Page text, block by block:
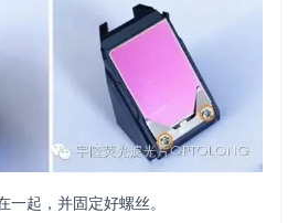
起，并固定好螺丝。